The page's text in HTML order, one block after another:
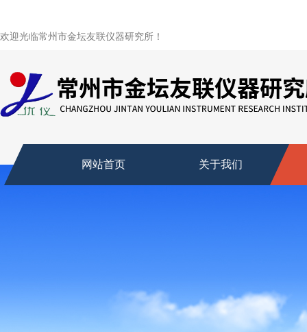
欢迎光临常州市金坛友联仪器研究所！
网站首页 关于我们